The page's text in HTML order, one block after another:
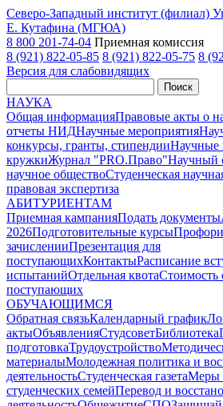
Северо-Западный институт (филиал)
Е. Кутафина (МГЮА)
8 800 201-74-04 Приемная комиссия
8 (921) 822-05-85 8 (921) 822-05-75 8
Версия для слабовидящих
Поиск
НАУКА
Общая информацияПравовые акты о
отчеты НИДНаучные мероприятия
конкурсы, гранты, стипендииНаучные
кружкиЖурнал "PRO.Право"Научный
научное обществоСтуденческая
правовая экспертиза
АБИТУРИЕНТАМ
Приемная кампанияПодать документы
2026Подготовительные курсы
зачисленииПрезентация для
поступающихКонтактыРасписание
испытанийОтдельная квотаСтоимость
поступающих
ОБУЧАЮЩИМСЯ
Обратная связьКалендарный график
актыОбъявленияСтудсоветБиблиотека
подготовкаТрудоустройство
материалыМолодежная политика и
деятельностьСтуденческая газетаМеры
студенческих семейПеревод и